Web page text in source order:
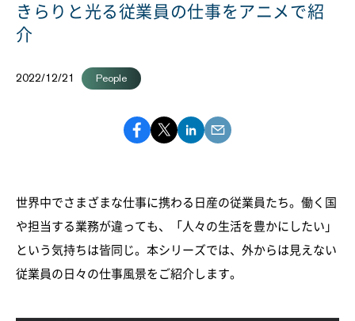
きらりと光る従業員の仕事をアニメで紹
介
2022/12/21 People
世界中でさまざまな仕事に携わる日産の従業員たち。働く国
や担当する業務が違っても、「人々の生活を豊かにしたい」
という気持ちは皆同じ。本シリーズでは、外からは見えない
従業員の日々の仕事風景をご紹介します。